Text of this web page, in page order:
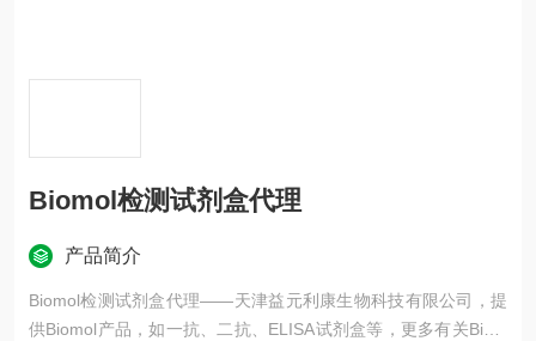
Biomol检测试剂盒代理
产品简介
Biomol检测试剂盒代理——天津益元利康生物科技有限公司，提
供Biomol产品，如一抗、二抗、ELISA试剂盒等，更多有关Biom